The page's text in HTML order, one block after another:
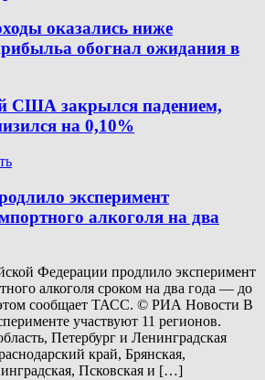
оказались ниже
обогнал ожидания в
США закрылся падением,
на 0,10%
эксперимент
алкоголя на два
Федерации продлило эксперимент
алкоголя сроком на два года — до
сообщает ТАСС. © РИА Новости В
участвуют 11 регионов.
Петербург и Ленинградская
край, Брянская,
Псковская и […]